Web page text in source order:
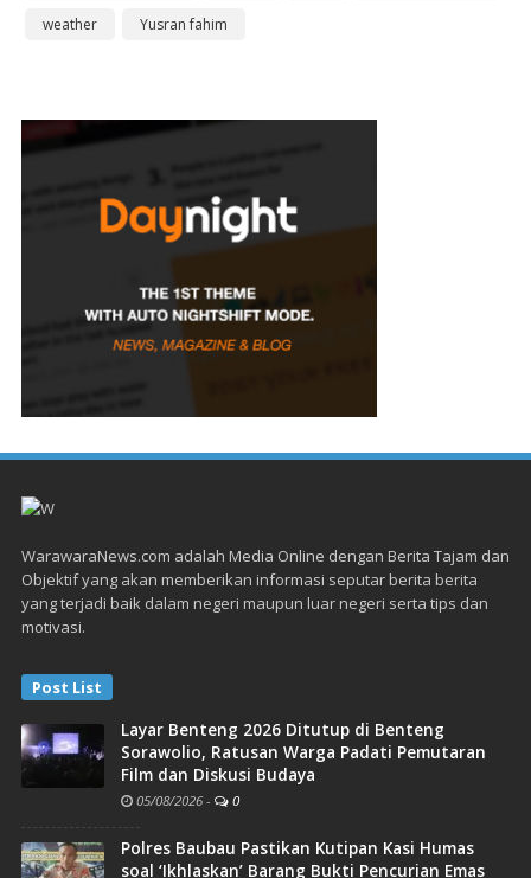
weather
Yusran fahim
WarawaraNews.com adalah Media Online dengan Berita Tajam dan
Objektif yang akan memberikan informasi seputar berita berita
yang terjadi baik dalam negeri maupun luar negeri serta tips dan
motivasi.
Post List
Layar Benteng 2026 Ditutup di Benteng
Sorawolio, Ratusan Warga Padati Pemutaran
Film dan Diskusi Budaya
05/08/2026 - 0
Polres Baubau Pastikan Kutipan Kasi Humas
soal ‘Ikhlaskan’ Barang Bukti Pencurian Emas